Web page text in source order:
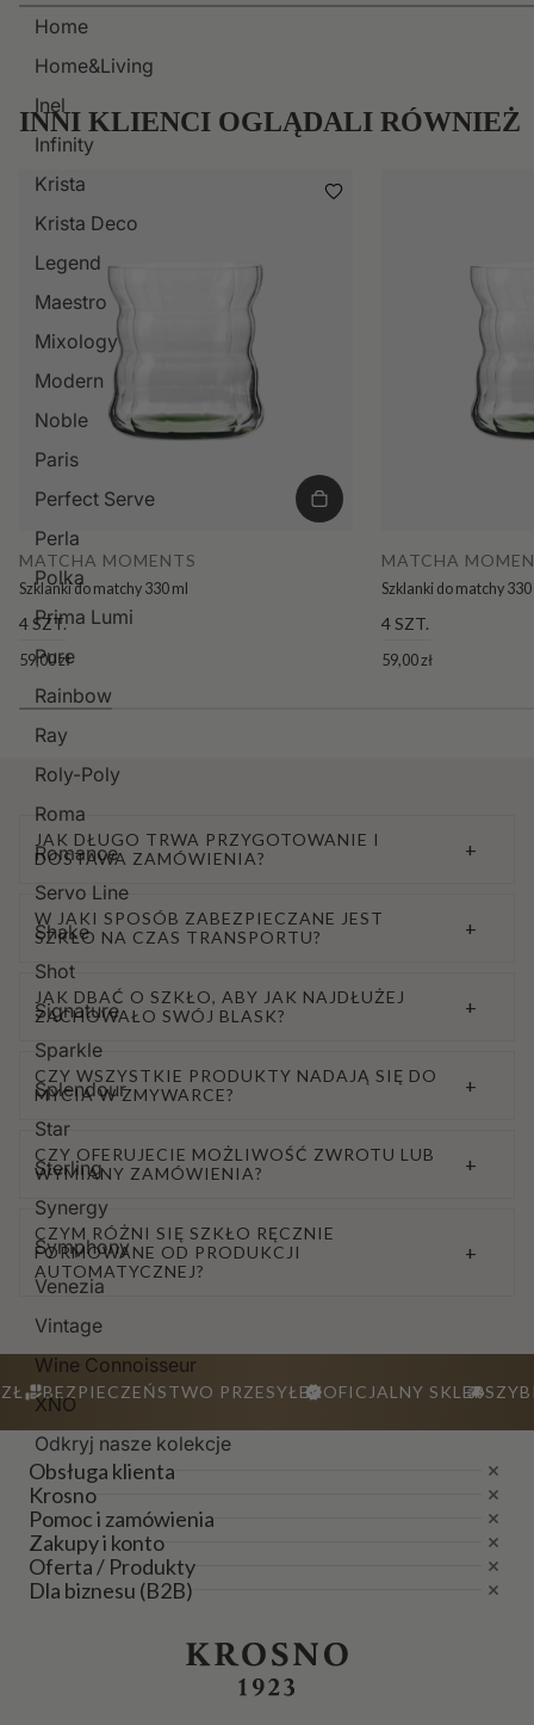
Home
Home&Living
Inel
Infinity
Krista
Krista Deco
Legend
Maestro
Mixology
Modern
Noble
Paris
Perfect Serve
Perla
Polka
Prima Lumi
Pure
Rainbow
Ray
Roly-Poly
Roma
Romance
Servo Line
Shake
Shot
Signature
Sparkle
Splendour
Star
Sterling
Synergy
Symphony
Venezia
Vintage
Wine Connoisseur
XNO
Odkryj nasze kolekcje
INNI KLIENCI OGLĄDALI RÓWNIEŻ
MATCHA MOMENTS
Szklanki do matchy 330 ml
4 SZT.
59,00 zł
MATCHA
Szklanki do matchy
4 SZT.
59,00 zł
JAK DŁUGO TRWA PRZYGOTOWANIE I
DOSTAWA ZAMÓWIENIA?
+
W JAKI SPOSÓB ZABEZPIECZANE JEST
SZKŁO NA CZAS TRANSPORTU?
+
JAK DBAĆ O SZKŁO, ABY JAK NAJDŁUŻEJ
ZACHOWAŁO SWÓJ BLASK?
+
CZY WSZYSTKIE PRODUKTY NADAJĄ SIĘ DO
MYCIA W ZMYWARCE?
+
CZY OFERUJECIE MOŻLIWOŚĆ ZWROTU LUB
WYMIANY ZAMÓWIENIA?
+
CZYM RÓŻNI SIĘ SZKŁO RĘCZNIE
FORMOWANE OD PRODUKCJI
AUTOMATYCZNEJ?
+
BEZPIECZEŃSTWO PRZESYŁEKOFICJALNY SKLEP
Obsługa klienta
Krosno
Pomoc i zamówienia
Zakupy i konto
Oferta / Produkty
Dla biznesu (B2B)